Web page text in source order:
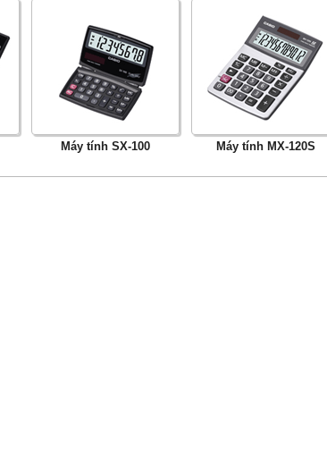
Máy tính SX-100 Máy tính MX-120S